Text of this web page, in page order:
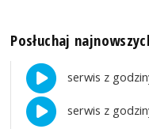
Posłuchaj
serwis z
serwis z